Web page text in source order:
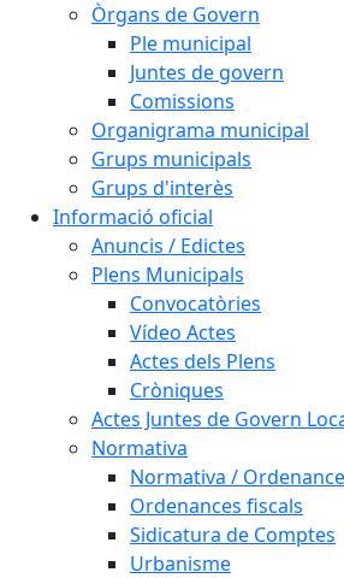
Òrgans de Govern
Ple municipal
Juntes de govern
Comissions
Organigrama municipal
Grups municipals
Grups d'interès
Informació oficial
Anuncis / Edictes
Plens Municipals
Convocatòries
Vídeo Actes
Actes dels Plens
Cròniques
Actes Juntes de Govern
Normativa
Normativa /
Ordenances fiscals
Sidicatura de Comptes
Urbanisme